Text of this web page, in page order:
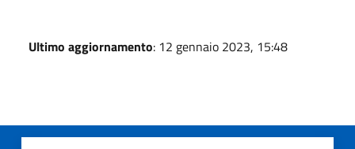
Ultimo aggiornamento: 12 gennaio 2023, 15:48